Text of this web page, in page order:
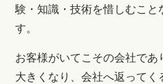
験・知識・技術を惜しむこと
す。
お客様がいてこその会社であ
大きくなり、会社へ返って